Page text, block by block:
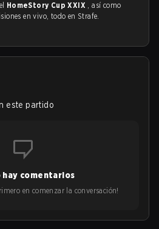
HomeStory Cup XXIX , así como
en vivo, todo en Strafe.
este partido
hay comentarios
en comenzar la conversación!